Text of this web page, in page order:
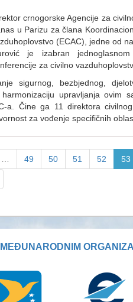
crnogorske Agencije za
u Parizu za člana
(ECAC), jedne od
je izabran
za civilno
sigurnog, bezbjednog,
upravljanja ovim
a. Čine ga 11 direktora
za vođenje specifičnih
49 50 51 52 53